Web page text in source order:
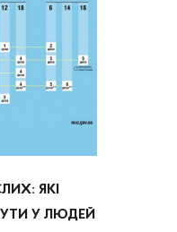
ЯКІ
У ЛЮДЕЙ